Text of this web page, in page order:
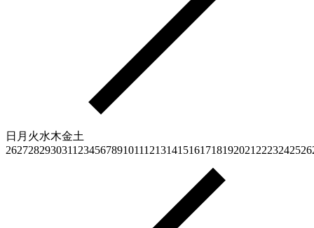
日 月 火水木金土
2627282930311 23456789101112131415161718192021 2223242526